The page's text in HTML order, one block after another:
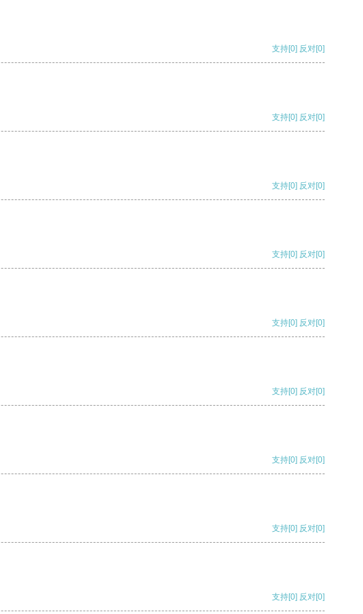
支持[0] 反对[0]
支持[0] 反对[0]
支持[0] 反对[0]
支持[0] 反对[0]
支持[0] 反对[0]
支持[0] 反对[0]
支持[0] 反对[0]
支持[0] 反对[0]
支持[0] 反对[0]